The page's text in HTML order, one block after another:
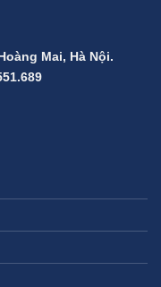
Mai, Hà Nội.